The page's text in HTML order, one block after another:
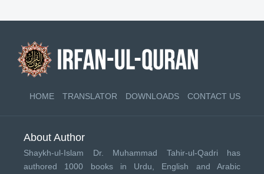
HOME TRANSLATOR DOWNLOADS CONTACT US
About Author
Shaykh-ul-Islam Dr. Muhammad Tahir-ul-Qadri has
authored 1000 books in Urdu, English and Arabic